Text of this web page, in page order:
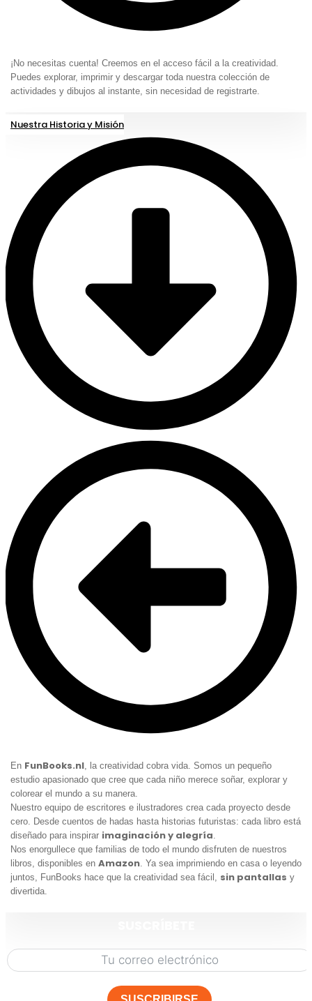
¡No necesitas cuenta! Creemos en el acceso fácil a la creatividad.
Puedes explorar, imprimir y descargar toda nuestra colección de
actividades y dibujos al instante, sin necesidad de registrarte.
Nuestra Historia y Misión
En FunBooks.nl , la creatividad cobra vida. Somos un pequeño
estudio apasionado que cree que cada niño merece soñar, explorar y
colorear el mundo a su manera.
Nuestro equipo de escritores e ilustradores crea cada proyecto desde
cero. Desde cuentos de hadas hasta historias futuristas: cada libro está
diseñado para inspirar imaginación y alegría
Nos enorgullece que familias de todo el mundo disfruten de nuestros
libros, disponibles en Amazon . Ya sea imprimiendo en casa o leyendo
juntos, FunBooks hace que la creatividad sea fácil, sin pantallas y
divertida.